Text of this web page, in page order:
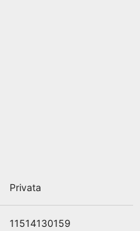
Privata
11514130159